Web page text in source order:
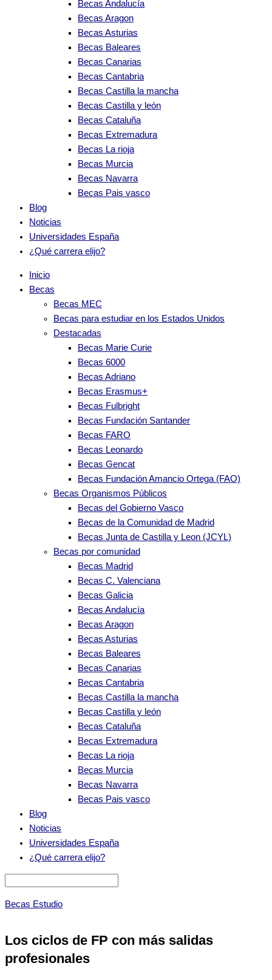
Becas Andalucía
Becas Aragon
Becas Asturias
Becas Baleares
Becas Canarias
Becas Cantabria
Becas Castilla la mancha
Becas Castilla y león
Becas Cataluña
Becas Extremadura
Becas La rioja
Becas Murcia
Becas Navarra
Becas Pais vasco
Blog
Noticias
Universidades España
¿Qué carrera elijo?
Inicio
Becas
Becas MEC
Becas para estudiar en los Estados Unidos
Destacadas
Becas Marie Curie
Becas 6000
Becas Adriano
Becas Erasmus+
Becas Fulbright
Becas Fundación Santander
Becas FARO
Becas Leonardo
Becas Gencat
Becas Fundación Amancio Ortega (FAO)
Becas Organismos Públicos
Becas del Gobierno Vasco
Becas de la Comunidad de Madrid
Becas Junta de Castilla y Leon (JCYL)
Becas por comunidad
Becas Madrid
Becas C. Valenciana
Becas Galicia
Becas Andalucía
Becas Aragon
Becas Asturias
Becas Baleares
Becas Canarias
Becas Cantabria
Becas Castilla la mancha
Becas Castilla y león
Becas Cataluña
Becas Extremadura
Becas La rioja
Becas Murcia
Becas Navarra
Becas Pais vasco
Blog
Noticias
Universidades España
¿Qué carrera elijo?
Becas Estudio
Los ciclos de FP con más salidas
profesionales